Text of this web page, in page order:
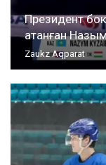
Президент
атанған
Zaukz Aqparat